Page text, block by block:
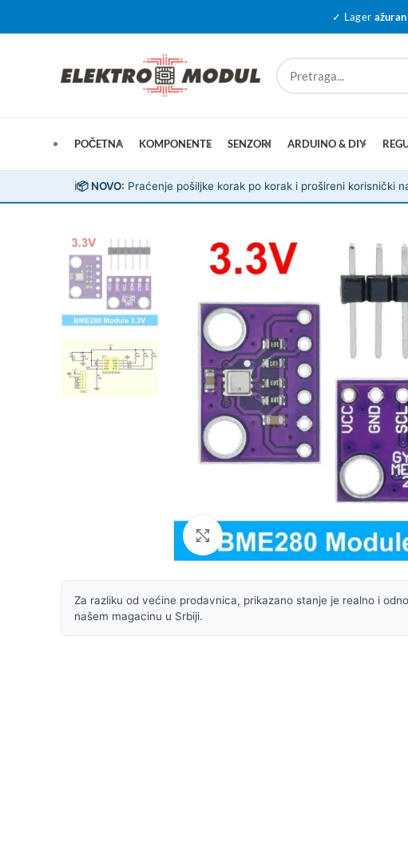
✓ Lager ažuran
POČETNA KOMPONENTE SENZORI ARDUINO & DIY
ℹ️📦 NOVO: Praćenje pošiljke korak po korak i prošireni korisnički
Uvećaj sliku
Za razliku od većine prodavnica, prikazano stanje je realno i
našem magacinu u Srbiji.